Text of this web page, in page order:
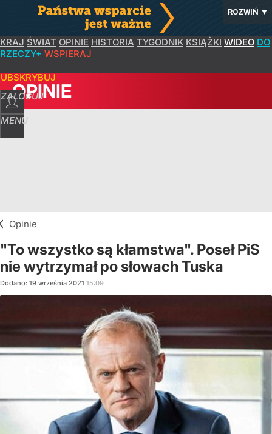
ROZWIŃ ▼
KRAJ ŚWIAT OPINIE HISTORIA TYGODNIK KSIĄŻKI WIDEO DO
RZECZY+ WSPIERAJ
ZALOGUJ
MENU
OPINIE
Opinie
"To wszystko są kłamstwa". Poseł PiS
nie wytrzymał po słowach Tuska
Dodano: 19 września 2021 15:09